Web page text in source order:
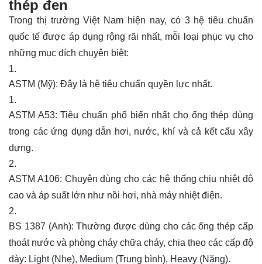
thép đen
Trong thị trường Việt Nam hiện nay, có 3 hệ tiêu chuẩn
quốc tế được áp dụng rộng rãi nhất, mỗi loại phục vụ cho
những mục đích chuyên biệt:
ASTM (Mỹ): Đây là hệ tiêu chuẩn quyền lực nhất.
ASTM A53: Tiêu chuẩn phổ biến nhất cho ống thép dùng
trong các ứng dụng dẫn hơi, nước, khí và cả kết cấu xây
dựng.
ASTM A106: Chuyên dùng cho các hệ thống chịu nhiệt độ
cao và áp suất lớn như nồi hơi, nhà máy nhiệt điện.
BS 1387 (Anh): Thường được dùng cho các ống thép cấp
thoát nước và phòng cháy chữa cháy, chia theo các cấp độ
dày: Light (Nhẹ), Medium (Trung bình), Heavy (Nặng).